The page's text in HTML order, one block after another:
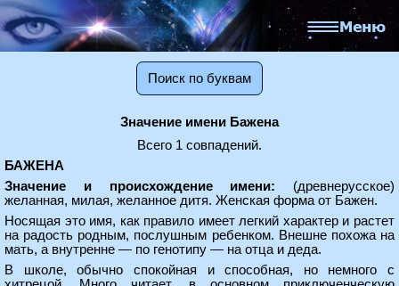
Поиск по буквам
Значение имени Бажена
Всего 1 совпадений.
БАЖЕНА
Значение и происхождение имени: (древнерусское)
желанная, милая, желанное дитя. Женская форма от Бажен.
Носящая это имя, как правило имеет легкий характер и растет
на радость родным, послушным ребенком. Внешне похожа на
мать, а внутренне — по генотипу — на отца и деда.
В школе, обычно спокойная и способная, но немного с